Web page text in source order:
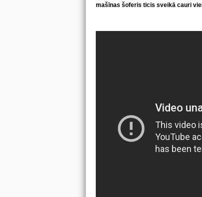
mašīnas šoferis ticis sveikā cauri